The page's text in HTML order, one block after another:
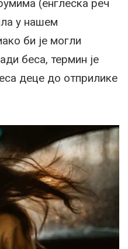
(енглеска реч
у нашем
би је могли
беса, термин је
деце до отприлике